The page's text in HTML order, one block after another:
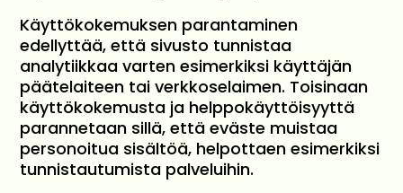
Käyttökokemuksen parantaminen
edellyttää, että sivusto tunnistaa
analytiikkaa varten esimerkiksi käyttäjän
päätelaiteen tai verkkoselaimen. Toisinaan
käyttökokemusta ja helppokäyttöisyyttä
parannetaan sillä, että eväste muistaa
personoitua sisältöä, helpottaen esimerkiksi
tunnistautumista palveluihin.